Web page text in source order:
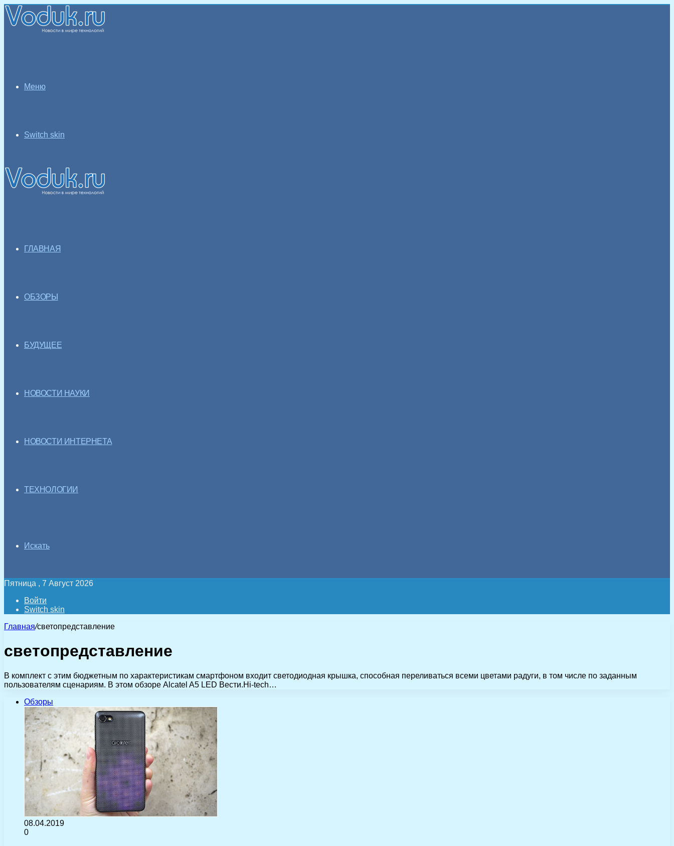
Меню
Switch skin
ГЛАВНАЯ
ОБЗОРЫ
БУДУЩЕЕ
НОВОСТИ НАУКИ
НОВОСТИ ИНТЕРНЕТА
ТЕХНОЛОГИИ
Искать
Пятница , 7 Август 2026
Войти
Switch skin
Главная/светопредставление
светопредставление
В комплект с этим бюджетным по характеристикам смартфоном входит светодиодная крышка, способная переливаться всеми цветами радуги, в том числе по заданным
пользователям сценариям. В этом обзоре Alcatel A5 LED Вести.Hi-tech…
Обзоры
08.04.2019
0